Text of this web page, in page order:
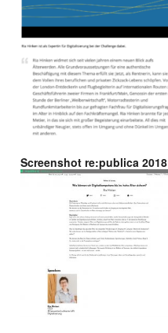
Screenshot re:publica 2018